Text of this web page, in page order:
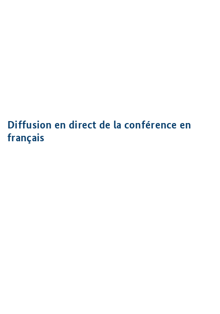
Diffusion en direct de la conférence en
français